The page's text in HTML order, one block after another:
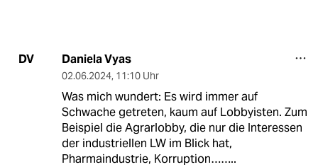
DV Daniela Vyas
02.06.2024, 11:10 Uhr
Was mich wundert: Es wird immer auf
Schwache getreten, kaum auf Lobbyisten. Zum
Beispiel die Agrarlobby, die nur die Interessen
der industriellen LW im Blick hat,
Pharmaindustrie, Korruption……..